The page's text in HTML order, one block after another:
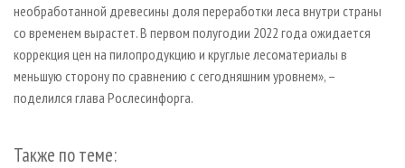
необработанной древесины доля переработки леса внутри страны
со временем вырастет. В первом полугодии 2022 года ожидается
коррекция цен на пилопродукцию и круглые лесоматериалы в
меньшую сторону по сравнению с сегодняшним уровнем», –
поделился глава Рослесинфорга.
Также по теме: